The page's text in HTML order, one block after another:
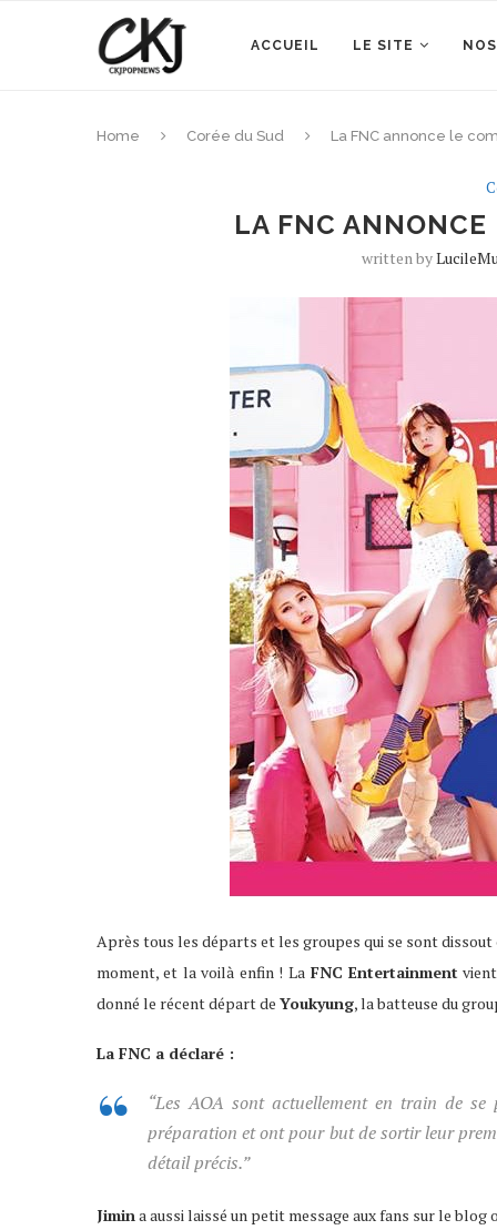
ACCUEIL LE SITE
Home Corée du Sud La FNC annonce le
LA FNC ANNONCE
written by
Après tous les départs et les groupes qui se sont
moment, et la voilà enfin ! La FNC Entertainment
donné le récent départ de Youkyung, la batteuse du
La FNC a déclaré :
“Les AOA sont actuellement en train de
préparation et ont pour but de sortir leur
détail précis.”
Jimina aussi laissé un petit message aux fans sur le blog